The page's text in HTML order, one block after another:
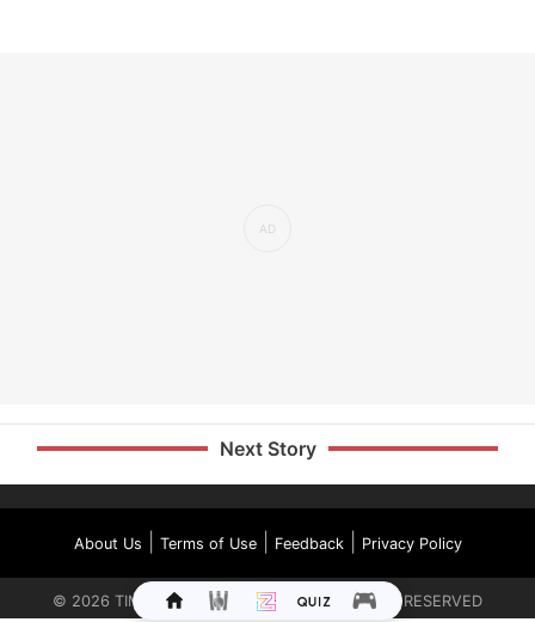
Next Story
About Us Terms of Use| Feedback| Privacy Policy
© 2026 TIMES INTERNET LIMITED. ALL RIGHTS RESERVED